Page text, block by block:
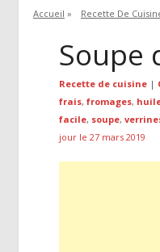
Accueil » Recette De
Soupe
Recette de cuisine |
frais,fromages,
facile, soupe,
jour le 27 mars 2019